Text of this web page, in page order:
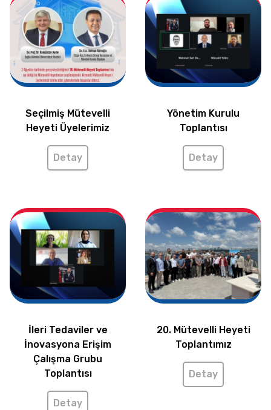
Seçilmiş Mütevelli
Heyeti Üyelerimiz
Detay
Yönetim Kurulu
Toplantısı
Detay
İleri Tedaviler ve
İnovasyona Erişim
Çalışma Grubu
Toplantısı
Detay
20. Mütevelli Heyeti
Toplantımız
Detay